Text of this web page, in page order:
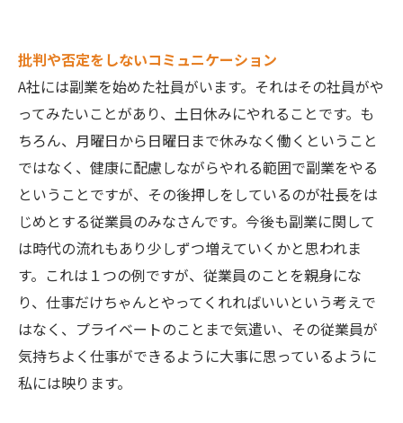
批判や否定をしないコミュニケーション
A社には副業を始めた社員がいます。それはその社員がや
ってみたいことがあり、土日休みにやれることです。も
ちろん、月曜日から日曜日まで休みなく働くということ
ではなく、健康に配慮しながらやれる範囲で副業をやる
ということですが、その後押しをしているのが社長をは
じめとする従業員のみなさんです。今後も副業に関して
は時代の流れもあり少しずつ増えていくかと思われま
す。これは１つの例ですが、従業員のことを親身にな
り、仕事だけちゃんとやってくれればいいという考えで
はなく、プライベートのことまで気遣い、その従業員が
気持ちよく仕事ができるように大事に思っているように
私には映ります。